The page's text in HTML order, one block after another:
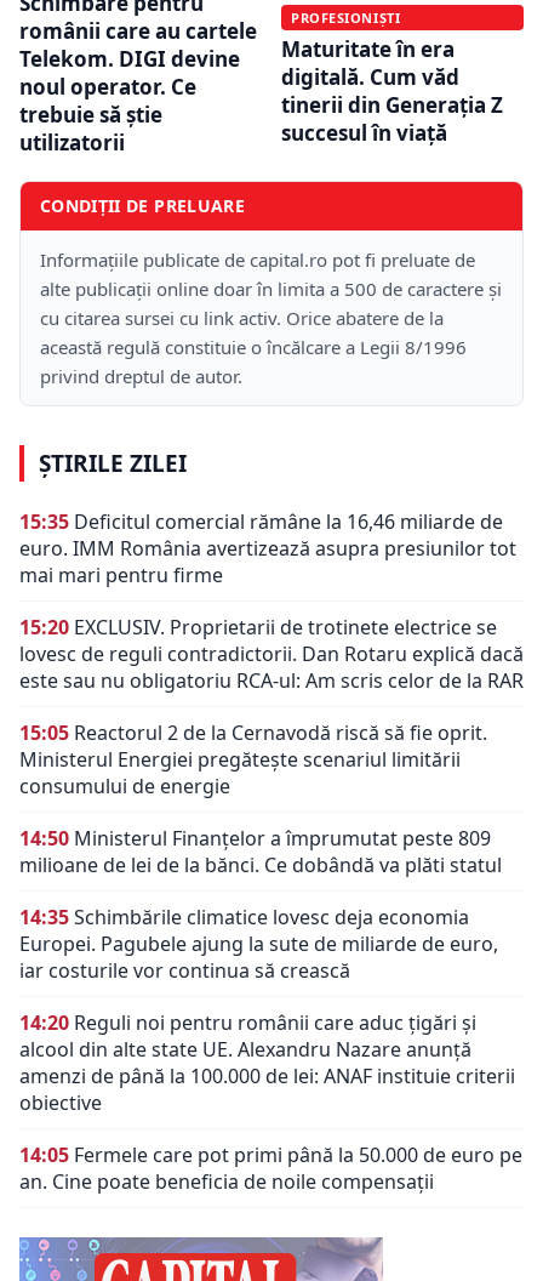
românii care au cartele
Telekom. DIGI devine
noul operator. Ce
trebuie să știe
utilizatorii
PROFESIONIȘTI
Maturitate în era
digitală. Cum văd
tinerii din Generația Z
succesul în viață
CONDIȚII DE PRELUARE
Informațiile publicate de capital.ro pot fi preluate de
alte publicații online doar în limita a 500 de caractere și
cu citarea sursei cu link activ. Orice abatere de la
această regulă constituie o încălcare a Legii 8/1996
privind dreptul de autor.
ȘTIRILE ZILEI
15:35 Deficitul comercial rămâne la 16,46 miliarde de
euro. IMM România avertizează asupra presiunilor tot
mai mari pentru firme
15:20 EXCLUSIV. Proprietarii de trotinete electrice se
lovesc de reguli contradictorii. Dan Rotaru explică dacă
este sau nu obligatoriu RCA-ul: Am scris celor de la RAR
15:05 Reactorul 2 de la Cernavodă riscă să fie oprit.
Ministerul Energiei pregătește scenariul limitării
consumului de energie
14:50 Ministerul Finanțelor a împrumutat peste 809
milioane de lei de la bănci. Ce dobândă va plăti statul
14:35Schimbările climatice lovesc deja economia
Europei. Pagubele ajung la sute de miliarde de euro,
iar costurile vor continua să crească
14:20 Reguli noi pentru românii care aduc țigări și
alcool din alte state UE. Alexandru Nazare anunță
amenzi de până la 100.000 de lei: ANAF instituie criterii
obiective
14:05 Fermele care pot primi până la 50.000 de euro pe
an. Cine poate beneficia de noile compensații